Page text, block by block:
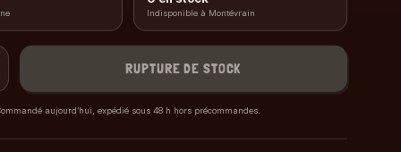
Indisponible à Montévrain
RUPTURE DE STOCK
aujourd’hui, expédié sous 48 h hors précommandes.